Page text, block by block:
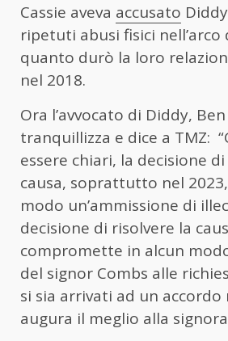
Cassie aveva accusato
ripetuti abusi fisici
quanto durò la loro
nel 2018.
Ora l’avvocato di Diddy,
tranquillizza e dice a TMZ:
essere chiari, la decisione
causa, soprattutto nel
modo un’ammissione di
decisione di risolvere la
compromette in alcun
del signor Combs alle
si sia arrivati ​​ad un accordo
augura il meglio alla